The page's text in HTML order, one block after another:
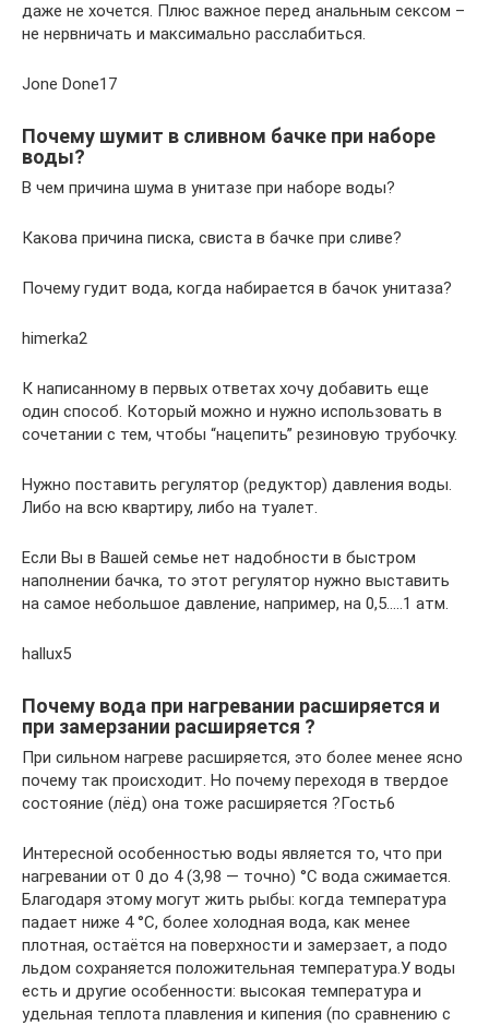
даже не хочется. Плюс важное перед анальным сексом –
не нервничать и максимально расслабиться.
Jone Done17
Почему шумит в сливном бачке при наборе
воды?
В чем причина шума в унитазе при наборе воды?
Какова причина писка, свиста в бачке при сливе?
Почему гудит вода, когда набирается в бачок унитаза?
himerka2
К написанному в первых ответах хочу добавить еще
один способ. Который можно и нужно использовать в
сочетании с тем, чтобы “нацепить” резиновую трубочку.
Нужно поставить регулятор (редуктор) давления воды.
Либо на всю квартиру, либо на туалет.
Если Вы в Вашей семье нет надобности в быстром
наполнении бачка, то этот регулятор нужно выставить
на самое небольшое давление, например, на 0,5…..1 атм.
hallu­x5
Почему вода при нагревании расширяется и
при замерзании расширяется ?
При сильном нагреве расширяется, это более менее ясно
почему так происходит. Но почему переходя в твердое
состояние (лёд) она тоже расширяется ?Гость6
Интересной особенностью воды является то, что при
нагревании от 0 до 4 (3,98 — точно) °C вода сжимается.
Благодаря этому могут жить рыбы: когда температура
падает ниже 4 °C, более холодная вода, как менее
плотная, остаётся на поверхности и замерзает, а подо
льдом сохраняется положительная температура.У воды
есть и другие особенности: высокая температура и
удельная теплота плавления и кипения (по сравнению с